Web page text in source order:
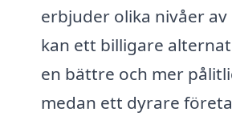
erbjuder olika nivåer av
kan ett billigare
en bättre och mer
medan ett dyrare